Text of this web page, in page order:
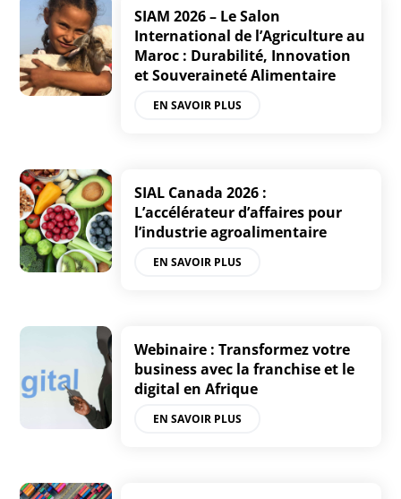
SIAM 2026 – Le Salon
International de l’Agriculture au
Maroc : Durabilité, Innovation
et Souveraineté Alimentaire
EN SAVOIR PLUS
SIAL Canada 2026 :
L’accélérateur d’affaires pour
l’industrie agroalimentaire
EN SAVOIR PLUS
Webinaire : Transformez votre
business avec la franchise et le
digital en Afrique
EN SAVOIR PLUS